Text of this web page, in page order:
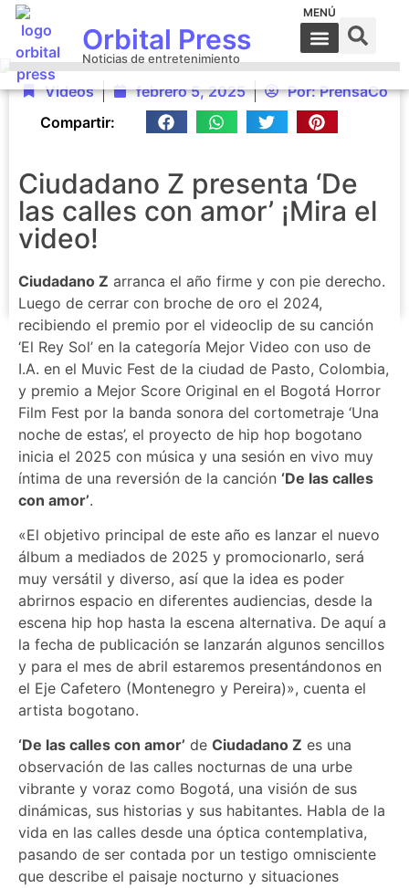
Orbital Press
Noticias de entretenimiento
MENÚ
Videos febrero 5, 2025 Por:PrensaCo
Compartir:
Ciudadano Z presenta ‘De
las calles con amor’ ¡Mira el
video!
Ciudadano Z arranca el año firme y con pie derecho.
Luego de cerrar con broche de oro el 2024,
recibiendo el premio por el videoclip de su canción
‘El Rey Sol’ en la categoría Mejor Video con uso de
I.A. en el Muvic Fest de la ciudad de Pasto, Colombia,
y premio a Mejor Score Original en el Bogotá Horror
Film Fest por la banda sonora del cortometraje ‘Una
noche de estas’, el proyecto de hip hop bogotano
inicia el 2025 con música y una sesión en vivo muy
íntima de una reversión de la canción ‘De las calles
con amor’.
«El objetivo principal de este año es lanzar el nuevo
álbum a mediados de 2025 y promocionarlo, será
muy versátil y diverso, así que la idea es poder
abrirnos espacio en diferentes audiencias, desde la
escena hip hop hasta la escena alternativa. De aquí a
la fecha de publicación se lanzarán algunos sencillos
y para el mes de abril estaremos presentándonos en
el Eje Cafetero (Montenegro y Pereira)», cuenta el
artista bogotano.
‘De las calles con amor’ de Ciudadano Z es una
observación de las calles nocturnas de una urbe
vibrante y voraz como Bogotá, una visión de sus
dinámicas, sus historias y sus habitantes. Habla de la
vida en las calles desde una óptica contemplativa,
pasando de ser contada por un testigo omnisciente
que describe el paisaje nocturno y situaciones